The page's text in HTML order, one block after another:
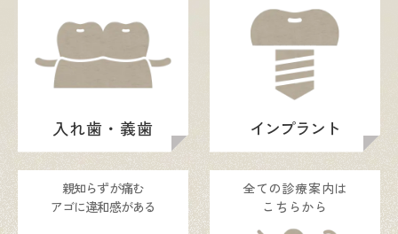
入れ歯・義歯 インプラント
親知らずが痛む
アゴに違和感がある
全ての診療案内は
こちらから